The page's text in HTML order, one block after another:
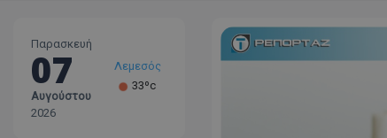
Παρασκευή
07
Αυγούστου
2026
Λεμεσός
33ºc